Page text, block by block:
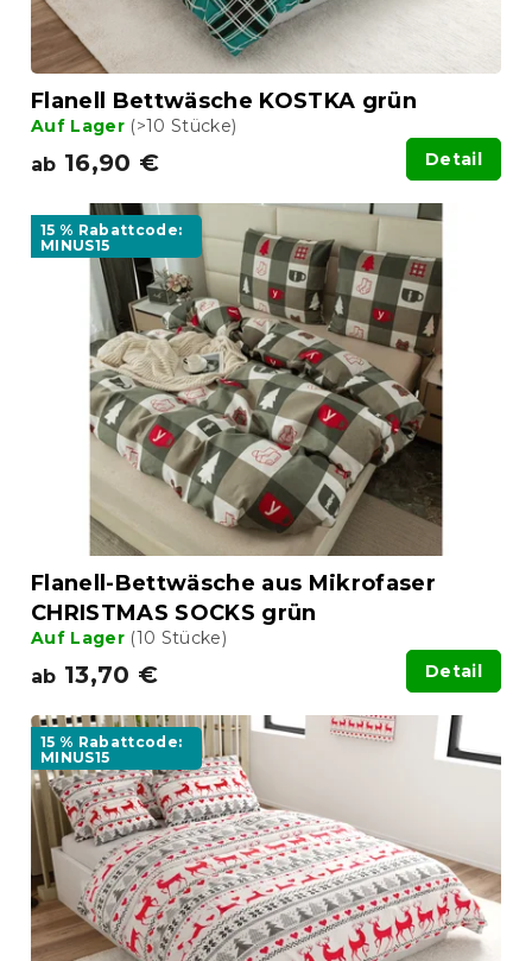
d
u
k
Flanell Bettwäsche KOSTKA grün
Auf Lager (>10 Stücke)
ab 16,90 € Detail
15 % Rabattcode:
MINUS15
Flanell-Bettwäsche aus Mikrofaser
CHRISTMAS SOCKS grün
Auf Lager (10 Stücke)
ab 13,70 € Detail
15 % Rabattcode:
MINUS15